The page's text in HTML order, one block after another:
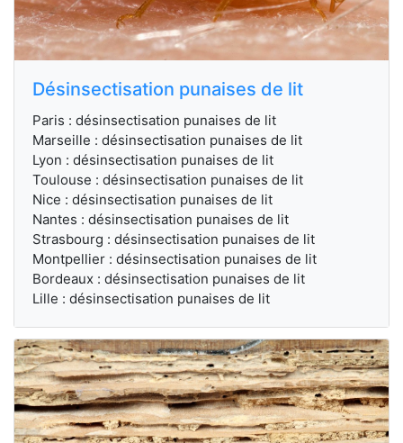
Désinsectisation punaises de lit
Paris : désinsectisation punaises de lit
Marseille : désinsectisation punaises de lit
Lyon : désinsectisation punaises de lit
Toulouse : désinsectisation punaises de lit
Nice : désinsectisation punaises de lit
Nantes : désinsectisation punaises de lit
Strasbourg : désinsectisation punaises de lit
Montpellier : désinsectisation punaises de lit
Bordeaux : désinsectisation punaises de lit
Lille : désinsectisation punaises de lit